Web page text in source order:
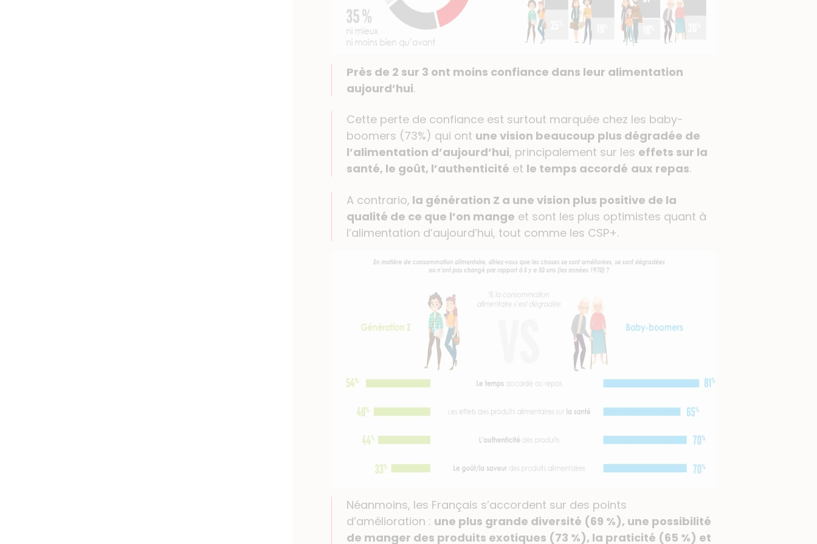
Près de 2 sur 3 ont moins confiance dans leur alimentation
aujourd’hui.
Cette perte de confiance est surtout marquée chez les baby-
boomers (73%) qui ont une vision beaucoup plus dégradée de
l’alimentation d’aujourd’hui, principalement sur les effets sur la
santé, le goût, l’authenticité et le temps accordé aux repas.
A contrario, la génération Z a une vision plus positive de la
qualité de ce que l’on mange et sont les plus optimistes quant à
l’alimentation d’aujourd’hui, tout comme les CSP+.
Néanmoins, les Français s’accordent sur des points
d’amélioration : une plus grande diversité (69 %), une possibilité
de manger des produits exotiques (73 %), la praticité (65 %) et